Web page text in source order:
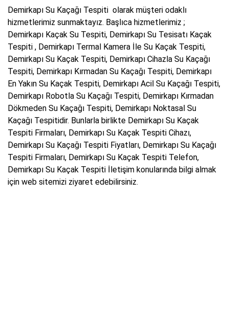
Demirkapı Su Kaçağı Tespiti olarak müşteri odaklı
hizmetlerimiz sunmaktayız. Başlıca hizmetlerimiz ;
Demirkapı Kaçak Su Tespiti, Demirkapı Su Tesisatı Kaçak
Tespiti , Demirkapı Termal Kamera İle Su Kaçak Tespiti,
Demirkapı Su Kaçak Tespiti, Demirkapı Cihazla Su Kaçağı
Tespiti, Demirkapı Kırmadan Su Kaçağı Tespiti, Demirkapı
En Yakın Su Kaçak Tespiti, Demirkapı Acil Su Kaçağı Tespiti,
Demirkapı Robotla Su Kaçağı Tespiti, Demirkapı Kırmadan
Dökmeden Su Kaçağı Tespiti, Demirkapı Noktasal Su
Kaçağı Tespitidir. Bunlarla birlikte Demirkapı Su Kaçak
Tespiti Firmaları, Demirkapı Su Kaçak Tespiti Cihazı,
Demirkapı Su Kaçağı Tespiti Fiyatları, Demirkapı Su Kaçağı
Tespiti Firmaları, Demirkapı Su Kaçak Tespiti Telefon,
Demirkapı Su Kaçak Tespiti İletişim konularında bilgi almak
için web sitemizi ziyaret edebilirsiniz.